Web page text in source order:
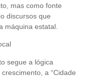
mas como fonte
discursos que
máquina estatal.
segue a lógica
a “Cidade